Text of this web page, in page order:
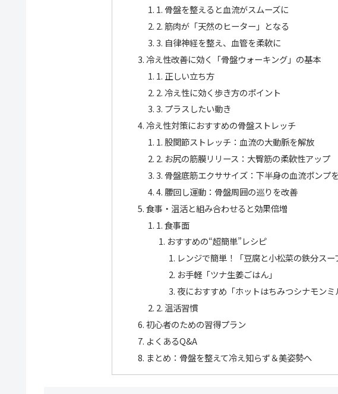
1. 骨盤を整えると血流がスムーズに
2. 筋肉が「天然のヒーター」となる
3. 自律神経を整え、血管を柔軟に
冷え性改善に効く「骨盤ウォーキング」の基本
1. 正しい立ち方
2. 冷え性に効く歩き方のポイント
3. プラスしたい動き
冷え性対策におすすめの骨盤ストレッチ
1. 股関節ストレッチ：血流の大動脈を解放
2. お尻の筋膜リリース：大臀筋の柔軟性アップ
3. 骨盤底筋エクササイズ：下半身の血流ポンプ
4. 腰回し運動：骨盤周囲の巡りを改善
食事・温活と組み合わせると効果倍増
1. 食事面
おすすめの“超簡単”レシピ
レンジで簡単！「豆腐と小松菜の鉄分スー
お手軽「ツナ生姜ごはん」
夜におすすめ「ホットはちみつシナモンミ
2. 温活習慣
初心者のための習得プラン
よくあるQ&A
まとめ：骨盤を整えて冷え知らず＆美姿勢へ